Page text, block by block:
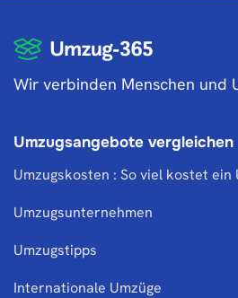
Wir verbinden Menschen und
Umzugsangebote vergleichen
Umzugskosten : So viel kostet ein
Umzugsunternehmen
Umzugstipps
Internationale Umzüge